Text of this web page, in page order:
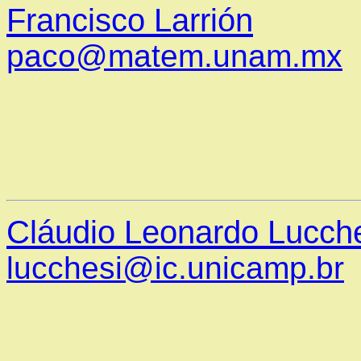
Francisco Larrión
paco@matem.unam.mx
Cláudio Leonardo
lucchesi@ic.unicamp.br